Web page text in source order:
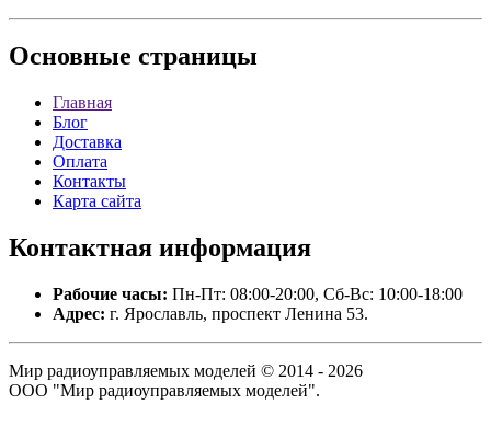
Основные страницы
Главная
Блог
Доставка
Оплата
Контакты
Карта сайта
Контактная информация
Рабочие часы: Пн-Пт: 08:00-20:00, Сб-Вс: 10:00-18:00
Адрес: г. Ярославль, проспект Ленина 53.
Мир радиоуправляемых моделей © 2014 - 2026
ООО "Мир радиоуправляемых моделей".